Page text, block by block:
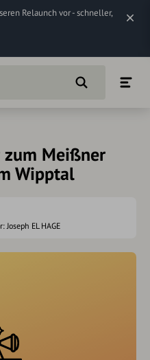
Relaunch vor - schneller,
zum Meißner
Wipptal
Joseph EL HAGE